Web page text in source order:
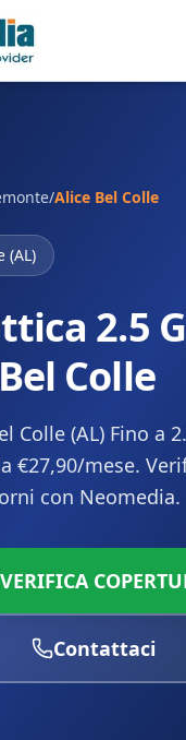
/Alice Bel Colle
(AL)
2.5
Colle
Colle (AL) Fino a
€27,90/mese.
con Neomedia.
VERIFICA
Contattaci